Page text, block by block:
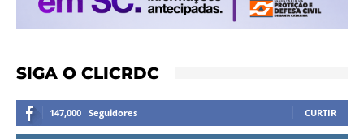
SIGA O CLICRDC
147,000 Seguidores CURTIR